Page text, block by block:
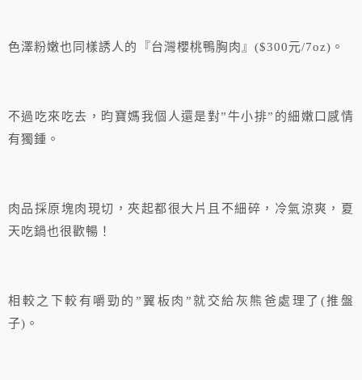
色澤粉嫩也同樣誘人的『台灣櫻桃鴨胸肉』($300元/7oz)。
不過吃來吃去，昀寶媽我個人還是對”牛小排”的細嫩口感情
有獨鍾。
肉品採原塊肉現切，夾起都很大片且不細碎，冷氣涼爽，夏
天吃鍋也很歡暢！
相較之下較有嚼勁的”翼板肉”就交給灰熊爸處理了(推盤
子)。